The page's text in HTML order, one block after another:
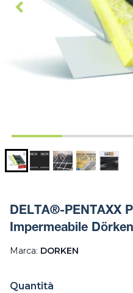
DELTA®-PENTAXX
Impermeabile Dörken
Marca: DORKEN
Quantità